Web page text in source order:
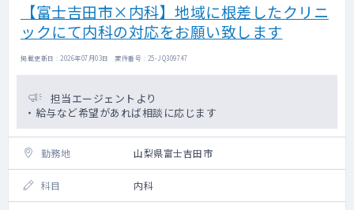
【富士吉田市×内科】地域に根差したクリニ
ックにて内科の対応をお願い致します
掲載更新日 : 2026年07月03日 案件番号 : 25-JQ309747
担当エージェントより
・給与など希望があれば相談に応じます
勤務地 山梨県富士吉田市
科目 内科